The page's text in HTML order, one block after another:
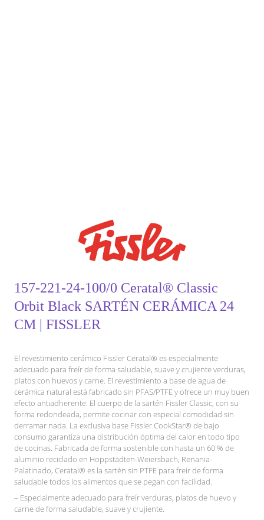
157-221-24-100/0 Ceratal® Classic
Orbit Black SARTÉN CERÁMICA 24
CM | FISSLER
El revestimiento cerámico Fissler Ceratal® es especialmente
adecuado para freír de forma saludable, suave y crujiente verduras,
platos con huevos y carne. El revestimiento a base de agua de
cerámica natural está fabricado sin PFAS/PTFE y ofrece un muy buen
efecto antiadherente. El cuerpo de la sartén Fissler Classic, con su
forma redondeada, permite cocinar con especial comodidad sin
derramar nada. La exclusiva base Fissler CookStar® de bajo
consumo garantiza una distribución óptima del calor en todo tipo
de cocinas. Fabricada de forma sostenible con hasta un 60 % de
aluminio reciclado en Hoppstädten-Weiersbach, Renania-
Palatinado, Ceratal® es la sartén sin PTFE para freír de forma
saludable todos los alimentos que se pegan con facilidad.
– Especialmente adecuado para freír verduras, platos de huevo y
carne de forma saludable, suave y crujiente.